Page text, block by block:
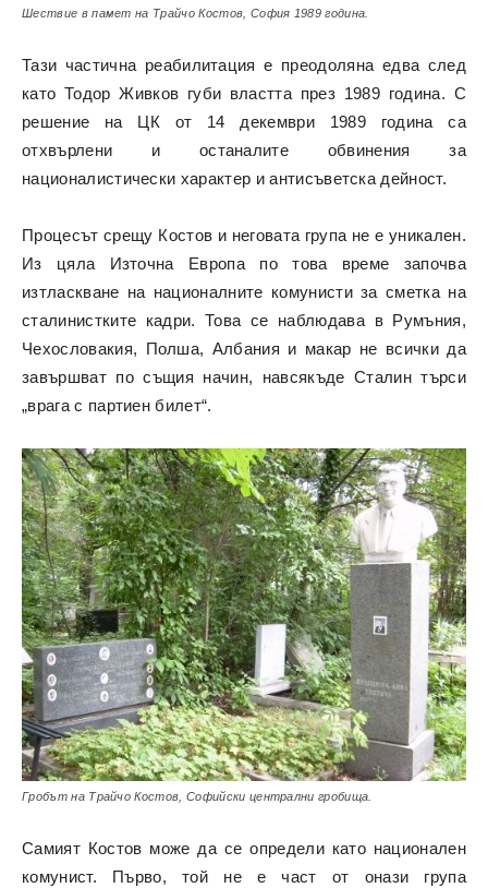
Шествие в памет на Трайчо Костов, София 1989 година.
Тази частична реабилитация е преодоляна едва след
като Тодор Живков губи властта през 1989 година. С
решение на ЦК от 14 декември 1989 година са
отхвърлени и останалите обвинения за
националистически характер и антисъветска дейност.
Процесът срещу Костов и неговата група не е уникален.
Из цяла Източна Европа по това време започва
изтласкване на националните комунисти за сметка на
сталинистките кадри. Това се наблюдава в Румъния,
Чехословакия, Полша, Албания и макар не всички да
завършват по същия начин, навсякъде Сталин търси
„врага с партиен билет“.
Гробът на Трайчо Костов, Софийски централни гробища.
Самият Костов може да се определи като национален
комунист. Първо, той не е част от онази група